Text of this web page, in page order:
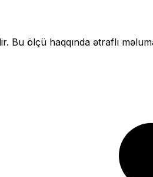
Bu ölçü haqqında ətraflı